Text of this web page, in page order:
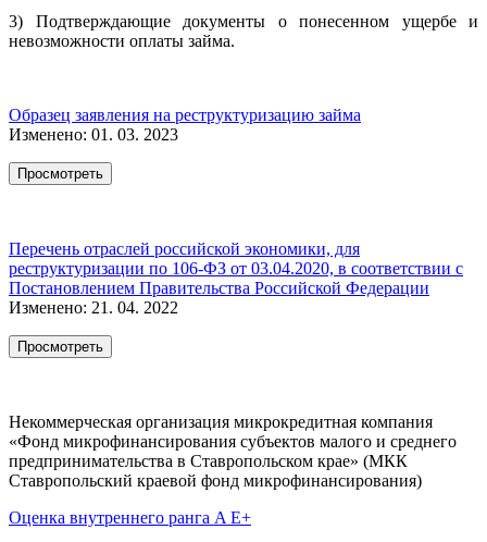
3) Подтверждающие документы о понесенном ущербе и
невозможности оплаты займа.
Образец заявления на реструктуризацию займа
Изменено: 01. 03. 2023
Просмотреть
Перечень отраслей российской экономики, для
реструктуризации по 106-ФЗ от 03.04.2020, в соответствии с
Постановлением Правительства Российской Федерации
Изменено: 21. 04. 2022
Просмотреть
Некоммерческая организация микрокредитная компания
«Фонд микрофинансирования субъектов малого и среднего
предпринимательства в Ставропольском крае» (МКК
Ставропольский краевой фонд микрофинансирования)
Оценка внутреннего ранга A E+